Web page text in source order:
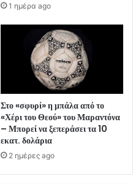
1 ημέρα ago
Στο «σφυρί» η μπάλα από το
«Χέρι του Θεού» του Μαραντόνα
– Μπορεί να ξεπεράσει τα 10
εκατ. δολάρια
2 ημέρες ago